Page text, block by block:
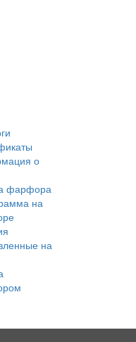
о
фарфора
на
на